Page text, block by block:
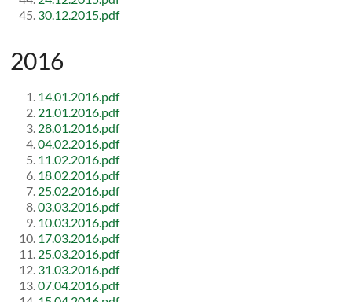
30.12.2015.pdf
2016
14.01.2016.pdf
21.01.2016.pdf
28.01.2016.pdf
04.02.2016.pdf
11.02.2016.pdf
18.02.2016.pdf
25.02.2016.pdf
03.03.2016.pdf
10.03.2016.pdf
17.03.2016.pdf
25.03.2016.pdf
31.03.2016.pdf
07.04.2016.pdf